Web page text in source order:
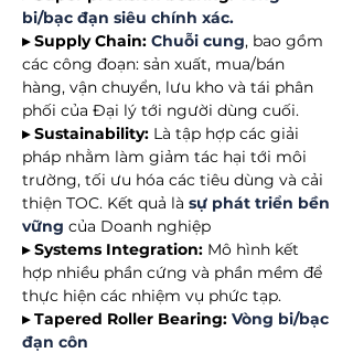
bi/bạc đạn siêu chính xác.
▸ Supply Chain: Chuỗi cung, bao gồm
các công đoạn: sản xuất, mua/bán
hàng, vận chuyển, lưu kho và tái phân
phối của Đại lý tới người dùng cuối.
▸ Sustainability: Là tập hợp các giải
pháp nhằm làm giảm tác hại tới môi
trường, tối ưu hóa các tiêu dùng và cải
thiện TOC. Kết quả là sự phát triển bền
vững của Doanh nghiệp
▸ Systems Integration: Mô hình kết
hợp nhiều phần cứng và phần mềm để
thực hiện các nhiệm vụ phức tạp.
▸ Tapered Roller Bearing: Vòng bi/bạc
đạn côn